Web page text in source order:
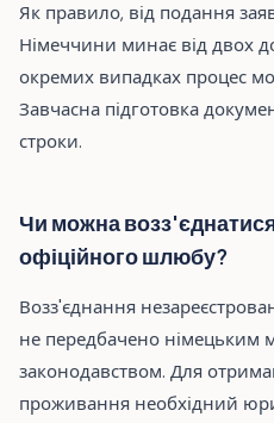
Як правило, від подання
Німеччини минає від двох
окремих випадках процес
Завчасна підготовка
строки.
Чи можна
офіційного шлюбу?
Возз'єднання
не передбачено німецьким
законодавством. Для
проживання необхідний